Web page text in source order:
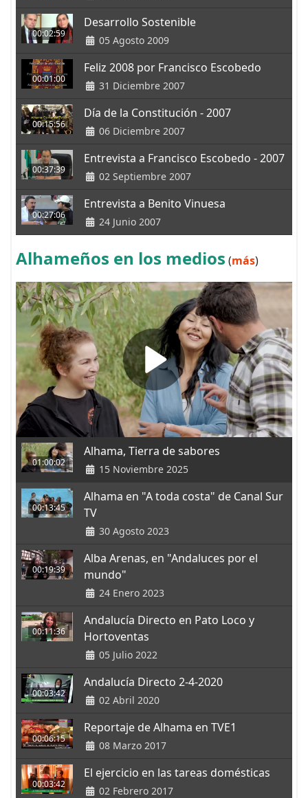
00:02:59
Desarrollo Sostenible
05 Agosto 2009
00:01:00
Feliz 2008 por Francisco Escobedo
31 Diciembre 2007
00:15:56
Día de la Constitución - 2007
06 Diciembre 2007
00:37:39
Entrevista a Francisco Escobedo - 2007
02 Septiembre 2007
00:27:06
Entrevista a Benito Vinuesa
24 Junio 2007
Alhameños en los medios (más)
01:00:02
Alhama, Tierra de sabores
15 Noviembre 2025
00:13:45
Alhama en "A toda costa" de Canal Sur
TV
30 Agosto 2023
00:19:39
Alba Arenas, en "Andaluces por el
mundo"
24 Enero 2023
00:11:36
Andalucía Directo en Pato Loco y
Hortoventas
05 Julio 2022
00:03:42
Andalucía Directo 2-4-2020
02 Abril 2020
00:06:15
Reportaje de Alhama en TVE1
08 Marzo 2017
00:03:42
El ejercicio en las tareas domésticas
02 Febrero 2017